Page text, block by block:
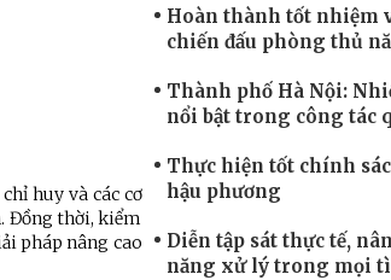
huy và các cơ
Đồng thời, kiểm
pháp nâng cao
Hoàn thành tốt nhiệm
chiến đấu phòng thủ
Thành phố Hà Nội:
nổi bật trong công tác
Thực hiện tốt chính
hậu phương
Diễn tập sát thực tế,
năng xử lý trong mọi